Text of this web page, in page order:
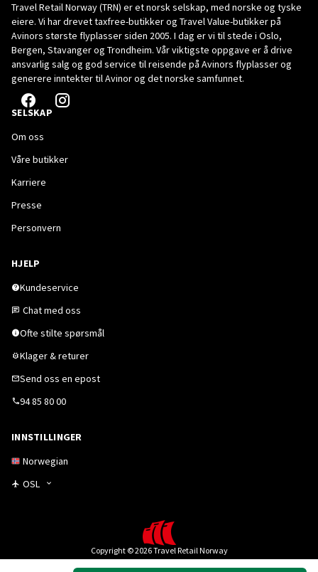
Travel Retail Norway (TRN) er et norsk selskap, med norske og tyske
eiere. Vi har drevet taxfree-butikker og Travel Value-butikker på
Avinors største flyplasser siden 2005. I dag er vi til stede i Oslo,
Bergen, Stavanger og Trondheim. Vår viktigste oppgave er å drive
ansvarlig salg og god service til reisende på Avinors flyplasser og
generere inntekter til Avinor og det norske samfunnet.
SELSKAP
Om oss
Våre butikker
Karriere
Presse
Personvern
HJELP
Kundeservice
Chat med oss
Ofte stilte spørsmål
Klager & returer
Send oss en epost
94 85 80 00
INNSTILLINGER
Norwegian
OSL
Copyright © 2026 Travel Retail Norway